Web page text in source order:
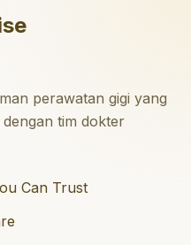
perawatan gigi yang
tim dokter
Can Trust